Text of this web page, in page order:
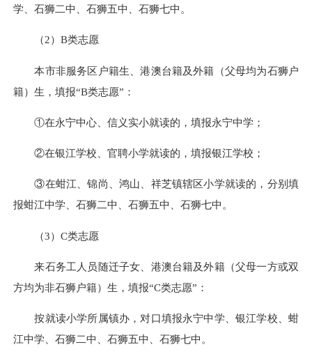
学、石狮二中、石狮五中、石狮七中。
（2）B类志愿
本市非服务区户籍生、港澳台籍及外籍（父母均为石狮户
籍）生，填报“B类志愿”：
①在永宁中心、信义实小就读的，填报永宁中学；
②在银江学校、官聘小学就读的，填报银江学校；
③在蚶江、锦尚、鸿山、祥芝镇辖区小学就读的，分别填
报蚶江中学、石狮二中、石狮五中、石狮七中。
（3）C类志愿
来石务工人员随迁子女、港澳台籍及外籍（父母一方或双
方均为非石狮户籍）生，填报“C类志愿”：
按就读小学所属镇办，对口填报永宁中学、银江学校、蚶
江中学、石狮二中、石狮五中、石狮七中。